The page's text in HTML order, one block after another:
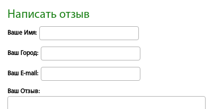
Написать отзыв
Ваше Имя:
Ваш Город:
Ваш E-mail:
Ваш Отзыв: